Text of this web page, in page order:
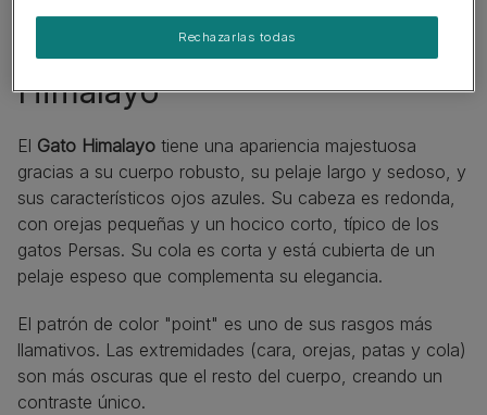
Apariencia del Gato
Himalayo
El Gato Himalayo tiene una apariencia majestuosa
gracias a su cuerpo robusto, su pelaje largo y sedoso, y
sus característicos ojos azules. Su cabeza es redonda,
con orejas pequeñas y un hocico corto, típico de los
gatos Persas. Su cola es corta y está cubierta de un
pelaje espeso que complementa su elegancia.
El patrón de color "point" es uno de sus rasgos más
llamativos. Las extremidades (cara, orejas, patas y cola)
son más oscuras que el resto del cuerpo, creando un
contraste único.
Rechazarlas todas